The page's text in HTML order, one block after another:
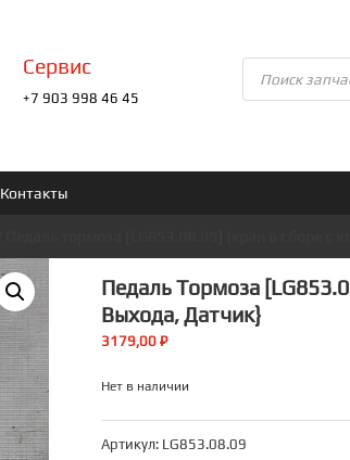
Сервис
+7 903 998 46 45
Поиск
товаров
Контакты
Педаль Тормоза
Выхода, Датчик}
3179,00 ₽
Нет в наличии
Артикул: LG853.08.09